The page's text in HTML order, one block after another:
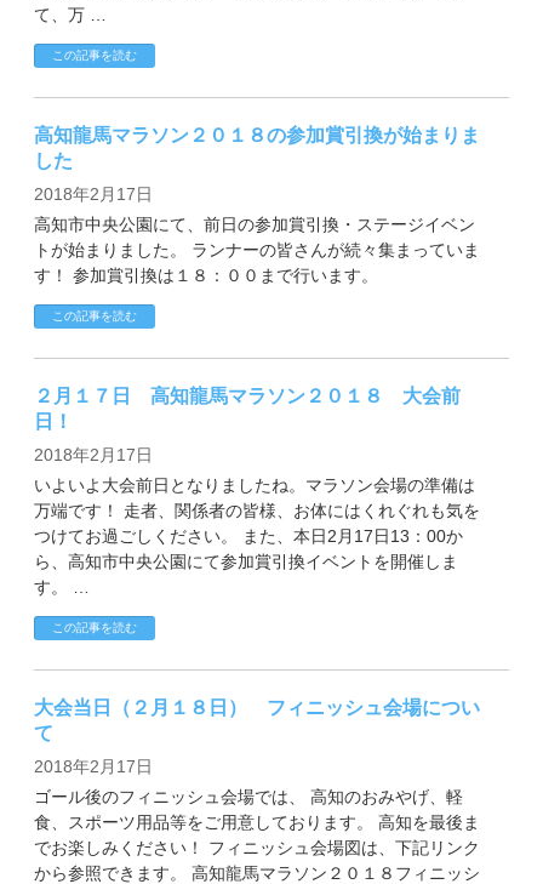
て、万 …
この記事を読む
高知龍馬マラソン２０１８の参加賞引換が始まりま
した
2018年2月17日
高知市中央公園にて、前日の参加賞引換・ステージイベン
トが始まりました。 ランナーの皆さんが続々集まっていま
す！ 参加賞引換は１８：００まで行います。
この記事を読む
２月１７日 高知龍馬マラソン２０１８ 大会前
日！
2018年2月17日
いよいよ大会前日となりましたね。マラソン会場の準備は
万端です！ 走者、関係者の皆様、お体にはくれぐれも気を
つけてお過ごしください。 また、本日2月17日13：00か
ら、高知市中央公園にて参加賞引換イベントを開催しま
す。 …
この記事を読む
大会当日（２月１８日） フィニッシュ会場につい
て
2018年2月17日
ゴール後のフィニッシュ会場では、 高知のおみやげ、軽
食、スポーツ用品等をご用意しております。 高知を最後ま
でお楽しみください！ フィニッシュ会場図は、下記リンク
から参照できます。 高知龍馬マラソン２０１８フィニッシ